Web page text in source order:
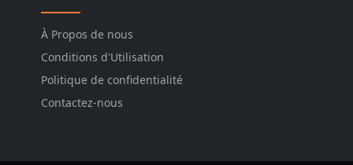
À Propos de nous
Conditions d'Utilisation
Politique de confidentialité
Contactez-nous